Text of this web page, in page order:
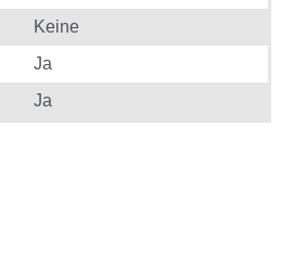
Keine
Ja
Ja